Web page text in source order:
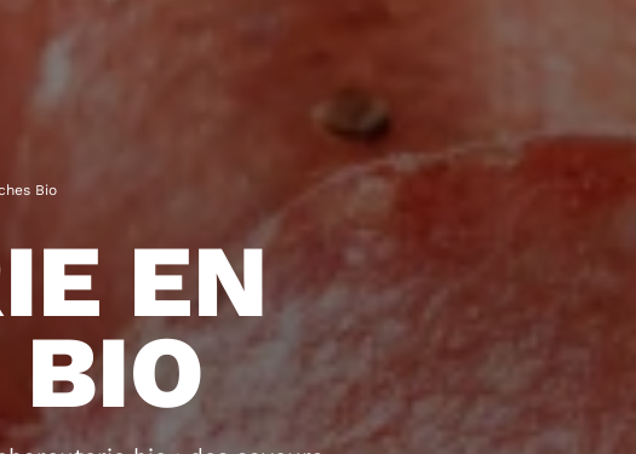
Bio
EN
BIO